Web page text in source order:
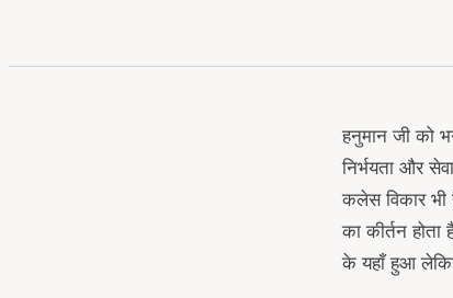
हनुमान जी को
निर्भयता और
कलेस विकार भी
का कीर्तन
के यहाँ हुआ